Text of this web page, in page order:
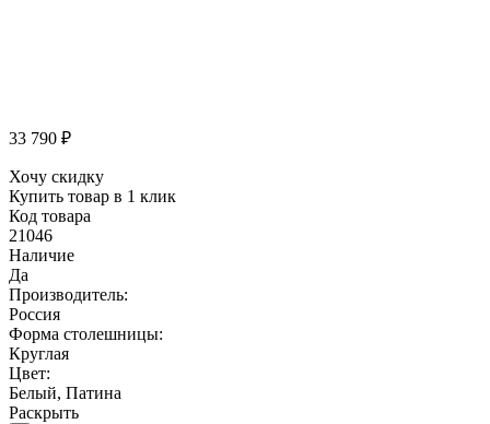
33 790 ₽
Хочу скидку
Купить товар в 1 клик
Код товара
21046
Наличие
Да
Производитель:
Россия
Форма столешницы:
Круглая
Цвет:
Белый, Патина
Раскрыть